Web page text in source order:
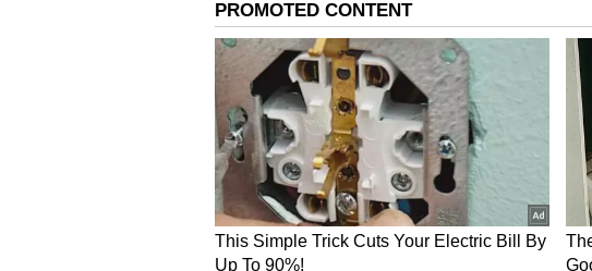
லோயர் பெரத்
இந்திய ரயில்வே விதிகளின்படி, லோயட்
மற்றும் கர்ப்பிணிகள் ஆகியவற்றோருக்கு